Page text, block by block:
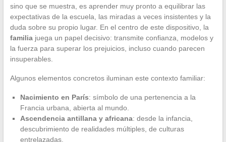
sino que se muestra, es aprender muy pronto a equilibrar las
expectativas de la escuela, las miradas a veces insistentes y la
duda sobre su propio lugar. En el centro de este dispositivo, la
familiajuega un papel decisivo: transmite confianza, modelos y
la fuerza para superar los prejuicios, incluso cuando parecen
insuperables.
Algunos elementos concretos iluminan este contexto familiar:
Nacimiento en París: símbolo de una pertenencia a la
Francia urbana, abierta al mundo.
Ascendencia antillana y africana: desde la infancia,
descubrimiento de realidades múltiples, de culturas
entrelazadas.